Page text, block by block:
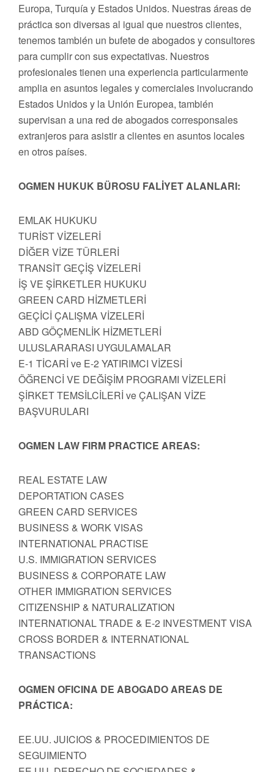
Europa, Turquía y Estados Unidos. Nuestras áreas de
práctica son diversas al igual que nuestros clientes,
tenemos también un bufete de abogados y consultores
para cumplir con sus expectativas. Nuestros
profesionales tienen una experiencia particularmente
amplia en asuntos legales y comerciales involucrando
Estados Unidos y la Unión Europea, también
supervisan a una red de abogados corresponsales
extranjeros para asistir a clientes en asuntos locales
en otros países.
OGMEN HUKUK BÜROSU FALİYET ALANLARI:
EMLAK HUKUKU
TURİST VİZELERİ
DİĞER VİZE TÜRLERİ
TRANSİT GEÇİŞ VİZELERİ
İŞ VE ŞİRKETLER HUKUKU
GREEN CARD HİZMETLERİ
GEÇİCİ ÇALIŞMA VİZELERİ
ABD GÖÇMENLİK HİZMETLERİ
ULUSLARARASI UYGULAMALAR
E-1 TİCARİ ve E-2 YATIRIMCI VİZESİ
ÖĞRENCİ VE DEĞİŞİM PROGRAMI VİZELERİ
ŞİRKET TEMSİLCİLERİ ve ÇALIŞAN VİZE
BAŞVURULARI
OGMEN LAW FIRM PRACTICE AREAS:
REAL ESTATE LAW
DEPORTATION CASES
GREEN CARD SERVICES
BUSINESS & WORK VISAS
INTERNATIONAL PRACTISE
U.S. IMMIGRATION SERVICES
BUSINESS & CORPORATE LAW
OTHER IMMIGRATION SERVICES
CITIZENSHIP & NATURALIZATION
INTERNATIONAL TRADE & E-2 INVESTMENT VISA
CROSS BORDER & INTERNATIONAL
TRANSACTIONS
OGMEN OFICINA DE ABOGADO AREAS DE
PRÁCTICA:
EE.UU. JUICIOS & PROCEDIMIENTOS DE
SEGUIMIENTO